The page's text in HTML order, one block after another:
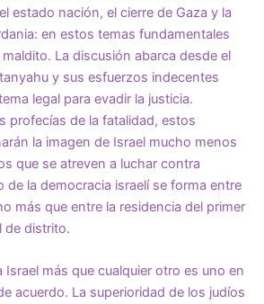
estado nación, el cierre de Gaza y la
en estos temas fundamentales
La discusión abarca desde el
y sus esfuerzos indecentes
legal para evadir la justicia.
profecías de la fatalidad, estos
la imagen de Israel mucho menos
que se atreven a luchar contra
de la democracia israelí se forma entre
más que entre la residencia del primer
de distrito.
Israel más que cualquier otro es uno en
acuerdo. La superioridad de los judíos